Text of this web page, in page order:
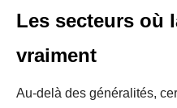
Les secteurs où
vraiment
Au-delà des généralités,